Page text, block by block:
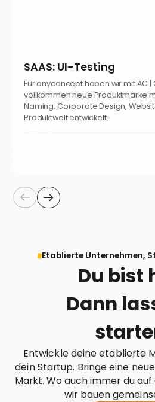
SAAS: UI-Testing
Für anyconcept haben wir mit AC |
vollkommen neue Produktmarke
Naming, Corporate Design,
Produktwelt entwickelt.
Etablierte Unternehmen,
Du bist
Dann
Entwickle deine etablierte
dein Startup. Bringe eine
Markt. Wo auch immer du
wir bauen